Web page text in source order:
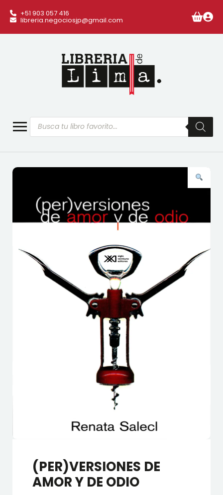
+51 903 057 416
libreria.negociosjp@gmail.com
Búsqueda
de
productos
(PER)VERSIONES DE
AMOR Y DE ODIO